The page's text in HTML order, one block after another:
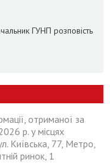
ГУНП розповість
отриманої за
р. у місцях
Київська, 77, Метро,
ринок, 1